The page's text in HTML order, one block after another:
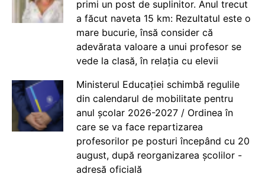
primi un post de suplinitor. Anul trecut
a făcut naveta 15 km: Rezultatul este o
mare bucurie, însă consider că
adevărata valoare a unui profesor se
vede la clasă, în relația cu elevii
Ministerul Educației schimbă regulile
din calendarul de mobilitate pentru
anul școlar 2026-2027 / Ordinea în
care se va face repartizarea
profesorilor pe posturi începând cu 20
august, după reorganizarea școlilor -
adresă oficială